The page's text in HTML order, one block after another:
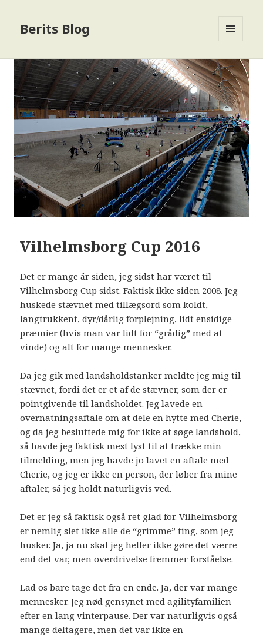
Berits Blog
WIDGETS
Vilhelmsborg Cup 2016
Det er mange år siden, jeg sidst har været til
Vilhelmsborg Cup sidst. Faktisk ikke siden 2008. Jeg
huskede stævnet med tillægsord som koldt,
langtrukkent, dyr/dårlig forplejning, lidt ensidige
præmier (hvis man var lidt for “grådig” med at
vinde) og alt for mange mennesker.
Da jeg gik med landsholdstanker meldte jeg mig til
stævnet, fordi det er et af de stævner, som der er
pointgivende til landsholdet. Jeg lavede en
overnatningsaftale om at dele en hytte med Cherie,
og da jeg besluttede mig for ikke at søge landshold,
så havde jeg faktisk mest lyst til at trække min
tilmelding, men jeg havde jo lavet en aftale med
Cherie, og jeg er ikke en person, der løber fra mine
aftaler, så jeg holdt naturligvis ved.
Det er jeg så faktisk også ret glad for. Vilhelmsborg
er nemlig slet ikke alle de “grimme” ting, som jeg
husker. Ja, ja nu skal jeg heller ikke gøre det værre
end det var, men overdrivelse fremmer forståelse.
Lad os bare tage det fra en ende. Ja, der var mange
mennesker. Jeg nød gensynet med agilityfamilien
efter en lang vinterpause. Der var naturligvis også
mange deltagere, men det var ikke en